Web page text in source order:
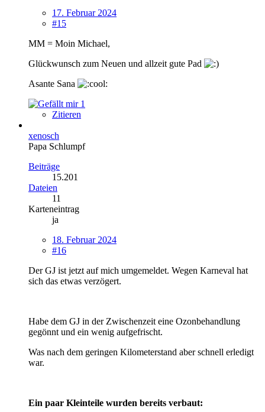
17. Februar 2024
#15
MM = Moin Michael,
Glückwunsch zum Neuen und allzeit gute Pad
Asante Sana
1
Zitieren
xenosch
Papa Schlumpf
Beiträge
15.201
Dateien
11
Karteneintrag
ja
18. Februar 2024
#16
Der GJ ist jetzt auf mich umgemeldet. Wegen Karneval hat
sich das etwas verzögert.
Habe dem GJ in der Zwischenzeit eine Ozonbehandlung
gegönnt und ein wenig aufgefrischt.
Was nach dem geringen Kilometerstand aber schnell erledigt
war.
Ein paar Kleinteile wurden bereits verbaut: